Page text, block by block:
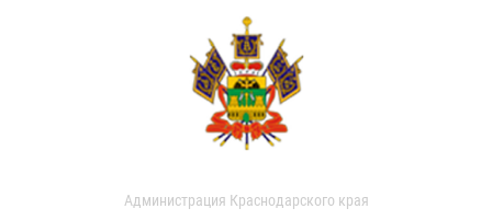
Администрация Краснодарского края